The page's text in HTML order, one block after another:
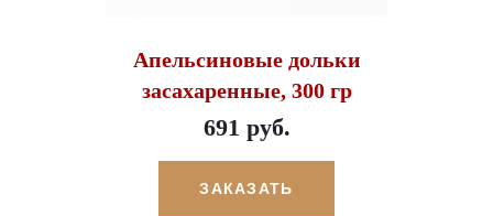
Апельсиновые дольки
засахаренные, 300 гр
691 руб.
ЗАКАЗАТЬ